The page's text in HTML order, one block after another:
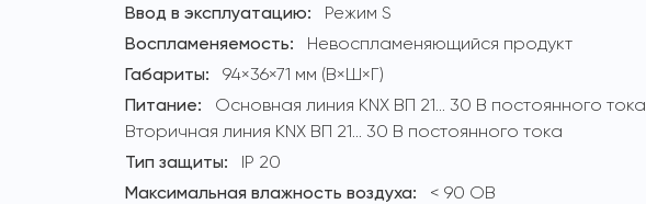
Ввод в эксплуатацию:
Режим S
Воспламеняемость:
Невоспламеняющийся продукт
Габариты:
94×36×71 мм (В×Ш×Г)
Питание:
Основная линия KNX ВП 21… 30 В постоянного тока
Вторичная линия KNX ВП 21… 30 В постоянного тока
Тип защиты:
IP 20
Максимальная влажность воздуха:
< 90 ОВ